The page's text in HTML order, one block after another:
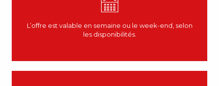
L’offre est valable en semaine ou le week-end, selon
les disponibilités.